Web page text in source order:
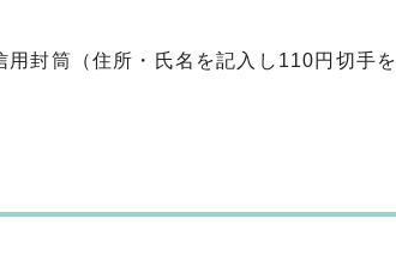
封筒（住所・氏名を記入し110円切手を